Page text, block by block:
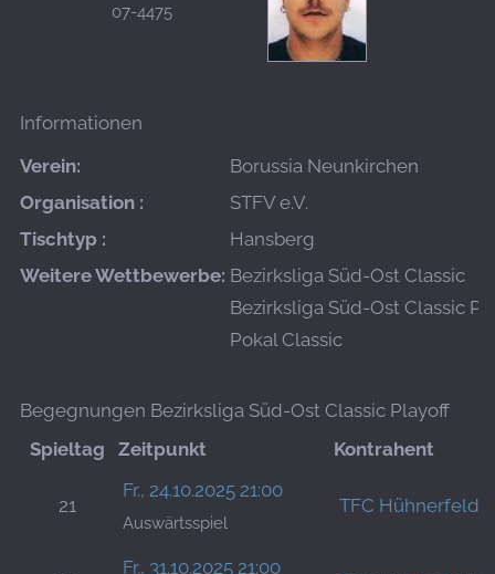
07-4475
Informationen
Verein:
Borussia Neunkirchen
Organisation :
STFV e.V.
Tischtyp :
Hansberg
Weitere Wettbewerbe: Bezirksliga Süd-Ost Classic
Bezirksliga Süd-Ost Classic
Pokal Classic
Begegnungen Bezirksliga Süd-Ost Classic Playoff
Spieltag
Zeitpunkt Kontrahent
21
Fr., 24.10.2025 21:00
Auswärtsspiel
TFC Hühnerfeld 1
Fr., 31.10.2025 21:00